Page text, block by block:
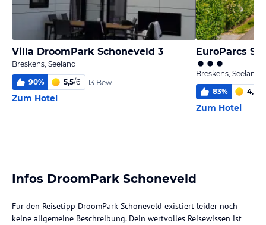
Villa DroomPark Schoneveld 3
Breskens, Seeland
90% 5,5/6 13 Bew.
Zum Hotel
EuroParcs
Breskens, Seeland
83% 4,0
Zum Hotel
Infos DroomPark Schoneveld
Für den Reisetipp DroomPark Schoneveld existiert leider noch
keine allgemeine Beschreibung. Dein wertvolles Reisewissen ist